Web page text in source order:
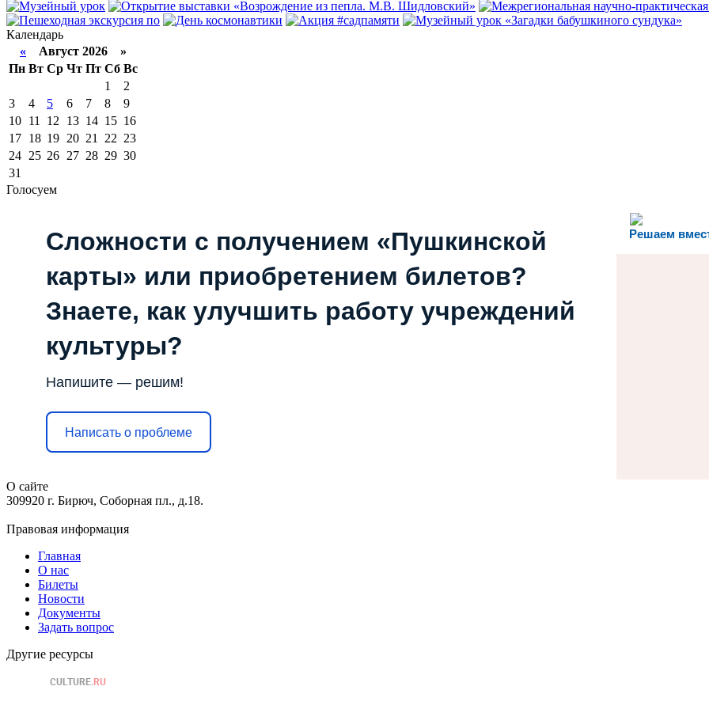
Календарь
« Август 2026 »
Пн Вт Ср Чт Пт Сб Вс
1
2
3
4 5 6 7 8
9
10 11 12 13 14 15 16
17 18 19 20 21 22 23
24 25 26 27 28 29 30
31
Голосуем
Решаем
Сложности с получением «Пушкинской
карты» или приобретением билетов?
Знаете, как улучшить работу учреждений
культуры?
Напишите — решим!
Написать о проблеме
О сайте
309920 г. Бирюч, Соборная пл., д.18.
Правовая информация
Главная
О нас
Билеты
Новости
Документы
Задать вопрос
Другие ресурсы